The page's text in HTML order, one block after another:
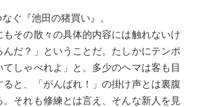
ぐ『池田の猪買い』。
その散々の具体的内容には触れないけ
だ？」ということだ。たしかにテンポ
しゃべれよ」と。多少のヘマは客も目
と、「がんばれ！」の掛け声とは裏腹
それも修練とは言え、そんな新人を見